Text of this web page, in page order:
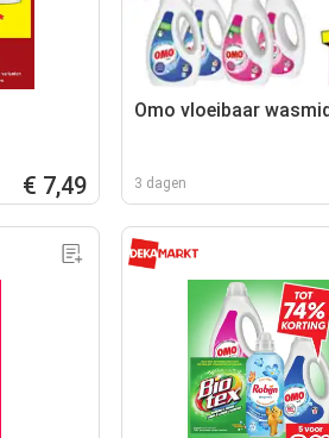
€ 7,49
Omo vloeibaar
3 dagen